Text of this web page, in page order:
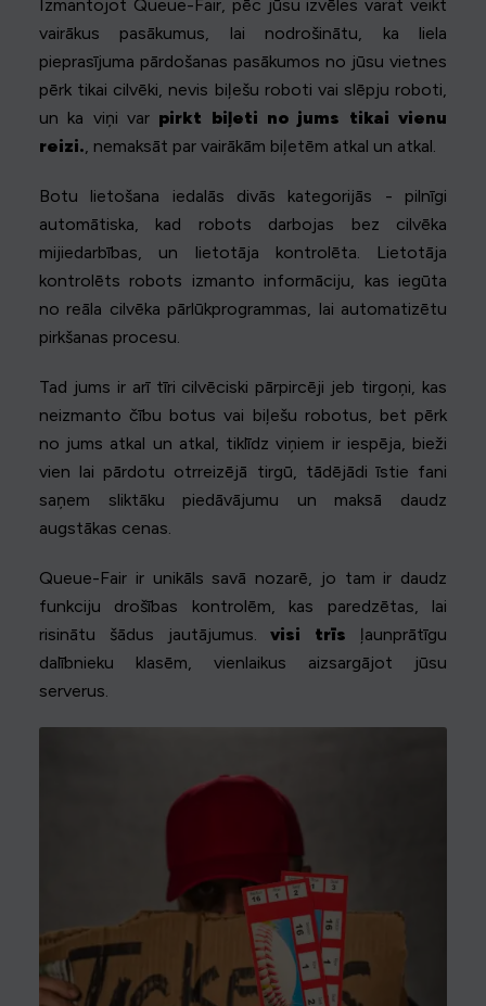
Izmantojot Queue-Fair, pēc jūsu izvēles varat veikt
vairākus pasākumus, lai nodrošinātu, ka liela
pieprasījuma pārdošanas pasākumos no jūsu vietnes
pērk tikai cilvēki, nevis biļešu roboti vai slēpju roboti,
un ka viņi var pirkt biļeti no jums tikai vienu
reizi. , nemaksāt par vairākām biļetēm atkal un atkal.
Botu lietošana iedalās divās kategorijās - pilnīgi
automātiska, kad robots darbojas bez cilvēka
mijiedarbības, un lietotāja kontrolēta. Lietotāja
kontrolēts robots izmanto informāciju, kas iegūta
no reāla cilvēka pārlūkprogrammas, lai automatizētu
pirkšanas procesu.
Tad jums ir arī tīri cilvēciski pārpircēji jeb tirgoņi, kas
neizmanto čību botus vai biļešu robotus, bet pērk
no jums atkal un atkal, tiklīdz viņiem ir iespēja, bieži
vien lai pārdotu otrreizējā tirgū, tādējādi īstie fani
saņem sliktāku piedāvājumu un maksā daudz
augstākas cenas.
Queue-Fair ir unikāls savā nozarē, jo tam ir daudz
funkciju drošības kontrolēm, kas paredzētas, lai
risinātu šādus jautājumus.visi trīs ļaunprātīgu
dalībnieku klasēm, vienlaikus aizsargājot jūsu
serverus.